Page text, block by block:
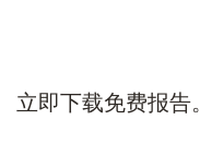
立即下载免费报告。